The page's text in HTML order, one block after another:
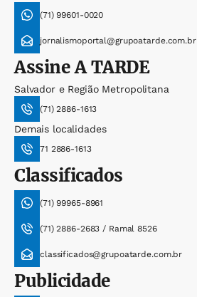
(71) 99601-0020
jornalismoportal@grupoatarde.com.br
AssineA TARDE
Salvador e Região Metropolitana
(71) 2886-1613
Demais localidades
71 2886-1613
Classificados
(71) 99965-8961
(71) 2886-2683 / Ramal 8526
classificados@grupoatarde.com.br
Publicidade